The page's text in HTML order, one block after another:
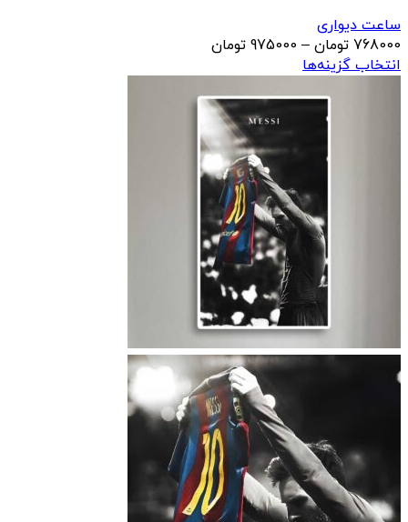
ساعت دیواری
768000 تومان –
975000 تومانمحدوده
تا
انتخاب گزینه‌ها